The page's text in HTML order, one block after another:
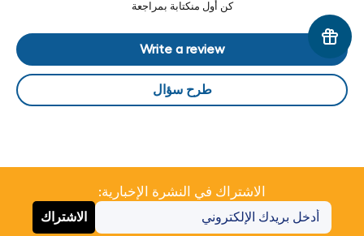
كن أول منكتابة بمراجعة
Write a review
طرح سؤال
الاشتراك في النشرة الإخبارية:
الاشتراك